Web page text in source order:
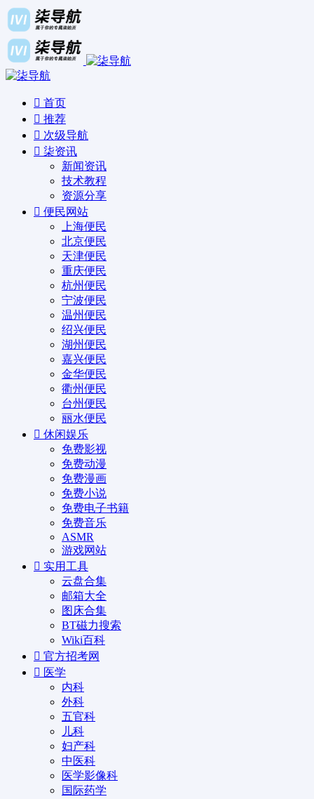
首页
推荐
次级导航
柒资讯
新闻资讯
技术教程
资源分享
便民网站
上海便民
北京便民
天津便民
重庆便民
杭州便民
宁波便民
温州便民
绍兴便民
湖州便民
嘉兴便民
金华便民
衢州便民
台州便民
丽水便民
休闲娱乐
免费影视
免费动漫
免费漫画
免费小说
免费电子书籍
免费音乐
ASMR
游戏网站
实用工具
云盘合集
邮箱大全
图床合集
BT磁力搜索
Wiki百科
官方招考网
医学
内科
外科
五官科
儿科
妇产科
中医科
医学影像科
国际药学